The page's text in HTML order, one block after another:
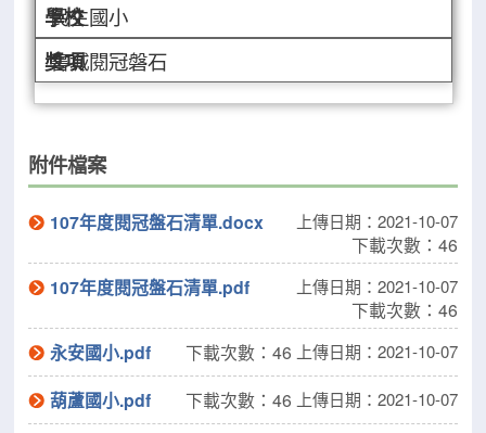
民生國小
書城閱冠磐石
附件檔案
107年度閱冠盤石清單.docx 上傳日期：2021-10-07
下載次數：46
107年度閱冠盤石清單.pdf 上傳日期：2021-10-07
下載次數：46
永安國小.pdf 上傳日期：2021-10-07
下載次數：46
葫蘆國小.pdf 上傳日期：2021-10-07
下載次數：46